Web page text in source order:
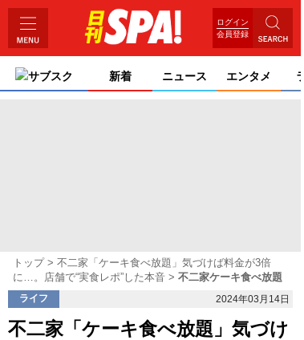
ログイン
会員登録
サブスク 新着 ニュース エンタメ
トップ
不二家「ケーキ食べ放題」気づけば料金が3倍
に…。店舗で“実食レポ”した本音
不二家ケーキ食べ放題
ライフ 2024年03月14日
不二家「ケーキ食べ放題」気づけ